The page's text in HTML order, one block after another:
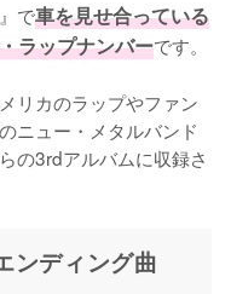
で車を見せ合っている
ラップナンバーです。
リカのラップやファン
ニュー・メタルバンド
の3rdアルバムに収録さ
ンディング曲